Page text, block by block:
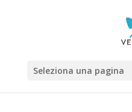
Seleziona una pagina